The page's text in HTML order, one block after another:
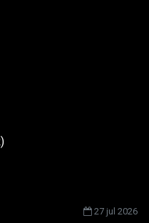
27 jul 2026